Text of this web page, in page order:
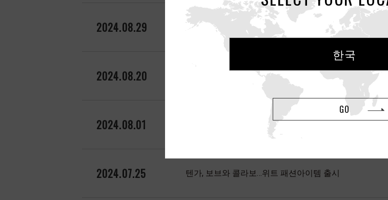
2024.08.29 텐가, 2030 여성 성고민 실태 조사 2편 발표
2024.08.20 텐가, 정자 활동성 키트 편의점 입점… ‘헬스케어 산업’ 본
2024.08.01 텐가 이로하, 플레저 토이 ‘이로하 요루 스미레’ 출시
2024.07.25 텐가, 보브와 콜라보…위트 패션아이템 출시
한국
GO